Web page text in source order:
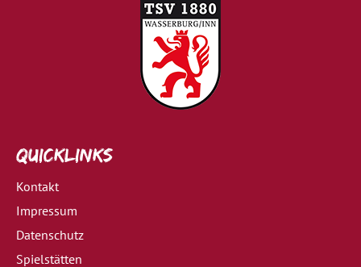
Quicklinks
Kontakt
Impressum
Datenschutz
Spielstätten